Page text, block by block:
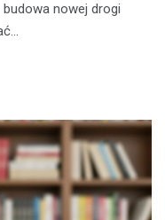
budowa nowej drogi